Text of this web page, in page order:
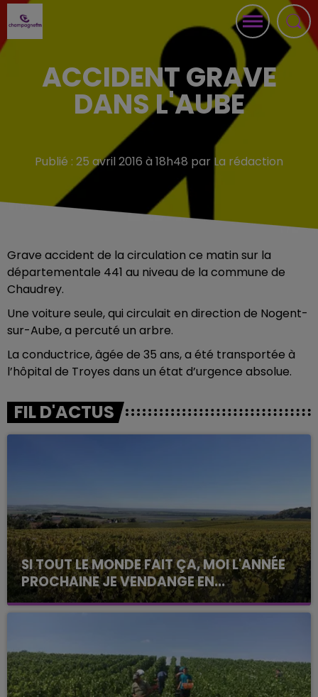
ACCIDENT GRAVE
DANS L'AUBE
Publié : 25 avril 2016 à 18h48 par La rédaction
Grave accident de la circulation ce matin sur la
départementale 441 au niveau de la commune de
Chaudrey.
Une voiture seule, qui circulait en direction de Nogent-
sur-Aube, a percuté un arbre.
La conductrice, âgée de 35 ans, a été transportée à
l’hôpital de Troyes dans un état d’urgence absolue.
FIL D'ACTUS
SI TOUT LE MONDE FAIT ÇA, MOI L'ANNÉE
PROCHAINE JE VENDANGE EN...
La vendange en Champagne a débuté ce jeudi 6
août dans la commune de Montgueux (Aube). Du